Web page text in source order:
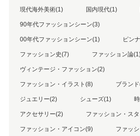
現代海外美術(1) 国内現代(1)
90年代ファッションシーン(3)
00年代ファッションシーン(1) ピン
ファッション史(7) ファッション論
ヴィンテージ・ファッション(2)
ファッション・イラスト(8) ブラン
ジュエリー(2) シューズ(1)
アクセサリー(2) ファッション・ス
ファッション・アイコン(9) ファッ